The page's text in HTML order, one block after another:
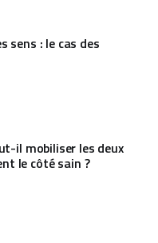
sens : le cas des
il mobiliser les deux
le côté sain ?